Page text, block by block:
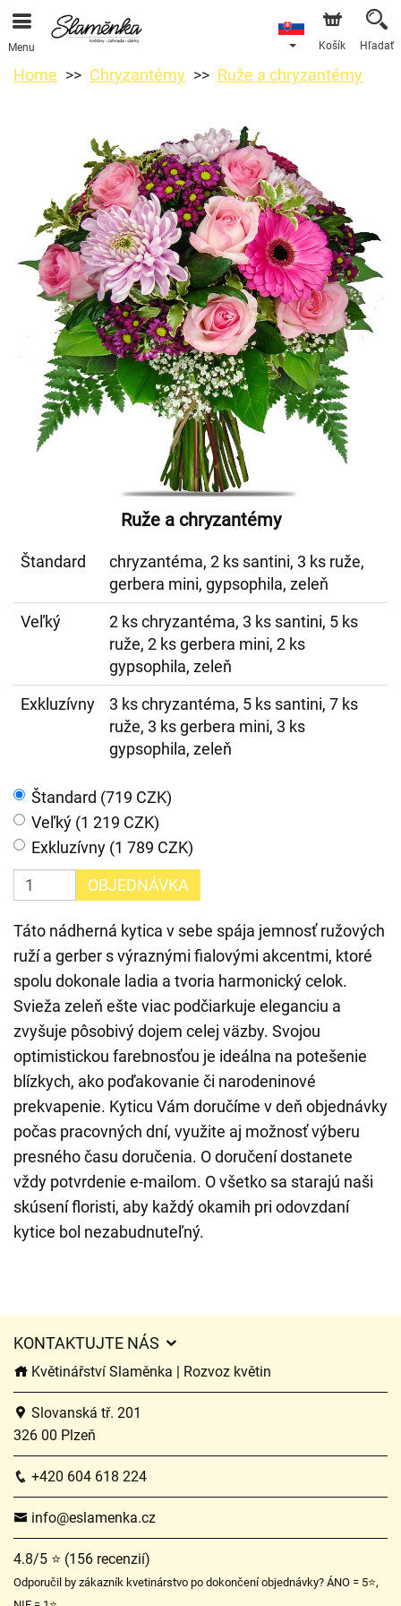
Menu Košík Hľadať
Home Chryzantémy Ruže a chryzantémy
Ruže a chryzantémy
Štandard
chryzantéma, 2 ks santini, 3 ks ruže,
gerbera mini, gypsophila, zeleň
Veľký
2 ks chryzantéma, 3 ks santini, 5 ks
ruže, 2 ks gerbera mini, 2 ks
gypsophila, zeleň
Exkluzívny
3 ks chryzantéma, 5 ks santini, 7 ks
ruže, 3 ks gerbera mini, 3 ks
gypsophila, zeleň
Štandard (719 CZK)
Veľký (1 219 CZK)
Exkluzívny (1 789 CZK)
OBJEDNÁVKA
Táto nádherná kytica v sebe spája jemnosť ružových
ruží a gerber s výraznými fialovými akcentmi, ktoré
spolu dokonale ladia a tvoria harmonický celok.
Svieža zeleň ešte viac podčiarkuje eleganciu a
zvyšuje pôsobivý dojem celej väzby. Svojou
optimistickou farebnosťou je ideálna na potešenie
blízkych, ako poďakovanie či narodeninové
prekvapenie. Kyticu Vám doručíme v deň objednávky
počas pracovných dní, využite aj možnosť výberu
presného času doručenia. O doručení dostanete
vždy potvrdenie e-mailom. O všetko sa starajú naši
skúsení floristi, aby každý okamih pri odovzdaní
kytice bol nezabudnuteľný.
KONTAKTUJTE NÁS
Květinářství Slaměnka | Rozvoz květin
Slovanská tř. 201
326 00 Plzeň
+420 604 618 224
info@eslamenka.cz
4.8/5 ⭐ (156 recenzií)
Odporučil by zákazník kvetinárstvo po dokončení objednávky? ÁNO = 5⭐,